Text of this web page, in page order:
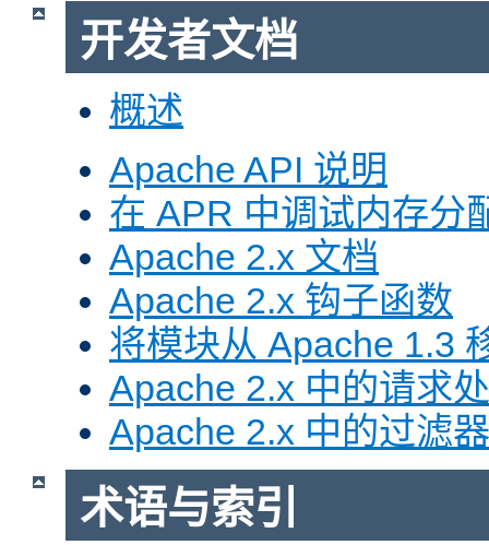
开发者文档
概述
Apache API 说明
在 APR 中调试内存分
Apache 2.x 文档
Apache 2.x 钩子函数
将模块从 Apache 1.3
Apache 2.x 中的请求
Apache 2.x 中的过滤器
术语与索引